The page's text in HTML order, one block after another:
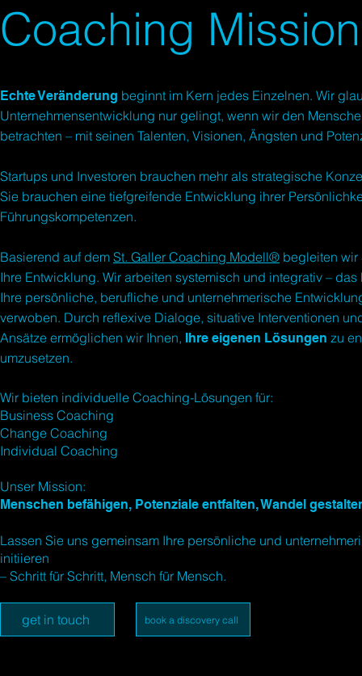
Coaching Mission
Echte Veränderung beginnt im Kern jedes Einzelnen. Wir
Unternehmensentwicklung nur gelingt, wenn wir den
betrachten – mit seinen Talenten, Visionen, Ängsten und
Startups und Investoren brauchen mehr als strategische
Sie brauchen eine tiefgreifende Entwicklung ihrer
Führungskompetenzen.
Basierend auf dem St. Galler Coaching Modell® begleiten
Ihre Entwicklung. Wir arbeiten systemisch und integrativ –
Ihre persönliche, berufliche und unternehmerische
verwoben. Durch reflexive Dialoge, situative Interventionen
Ansätze ermöglichen wir Ihnen, Ihre eigenen Lösungen zu
umzusetzen.
Wir bieten individuelle Coaching-Lösungen für:
Business Coaching
Change Coaching
Individual Coaching
Unser Mission:
Menschen befähigen, Potenziale entfalten, Wandel
Lassen Sie uns gemeinsam Ihre persönliche und
initiieren
– Schritt für Schritt, Mensch für Mensch.
get in touch book a discovery call